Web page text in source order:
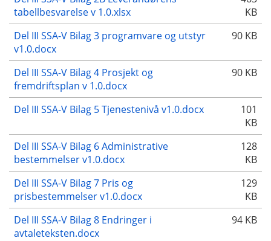
tabellbesvarelse v 1.0.xlsx
KB
Del III SSA-V Bilag 3 programvare og utstyr
v1.0.docx
90 KB
Del III SSA-V Bilag 4 Prosjekt og
fremdriftsplan v 1.0.docx
90 KB
Del III SSA-V Bilag 5 Tjenestenivå v1.0.docx
101
KB
Del III SSA-V Bilag 6 Administrative
bestemmelser v1.0.docx
128
KB
Del III SSA-V Bilag 7 Pris og
prisbestemmelser v1.0.docx
129
KB
Del III SSA-V Bilag 8 Endringer i
avtaleteksten.docx
94 KB